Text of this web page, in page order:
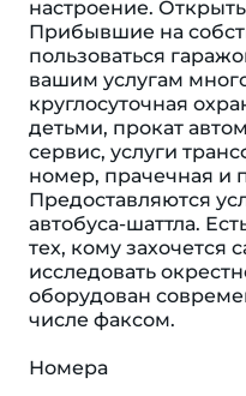
настроение.
Прибывшие на
пользоваться
вашим услугам
круглосуточная
детьми, прокат
сервис, услуги
номер, прачечная и
Предоставляются
автобуса-шаттла.
тех, кому захочется
исследовать
оборудован
числе факсом.
Номера